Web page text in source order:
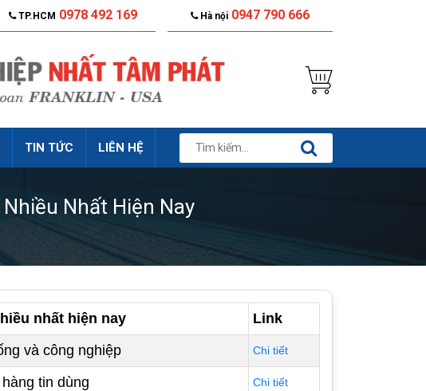
TP.HCM 0978 492 169 Hà nội 0947 790 666
TIN TỨC LIÊN HỆ
Nhất Hiện Nay
nhất hiện nay
Link
và công nghiệp
Chi tiết
tin dùng Chi tiết